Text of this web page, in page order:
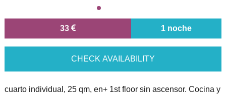
33 1 noche
CHECK AVAILABILITY
cuarto individual, 25 qm, en+ 1st floor sin ascensor. Cocina y